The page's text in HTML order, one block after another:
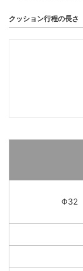
クッション行程の長さ
Φ32